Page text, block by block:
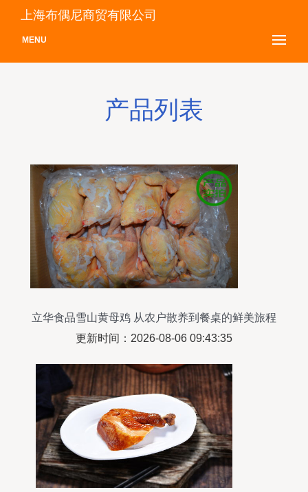
上海布偶尼商贸有限公司
MENU
产品列表
立华食品雪山黄母鸡 从农户散养到餐桌的鲜美旅程
更新时间：2026-08-06 09:43:35